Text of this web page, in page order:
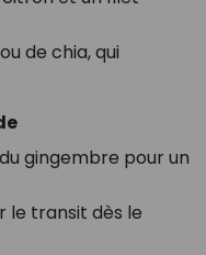
de chia, qui
gingembre pour un
le transit dès le